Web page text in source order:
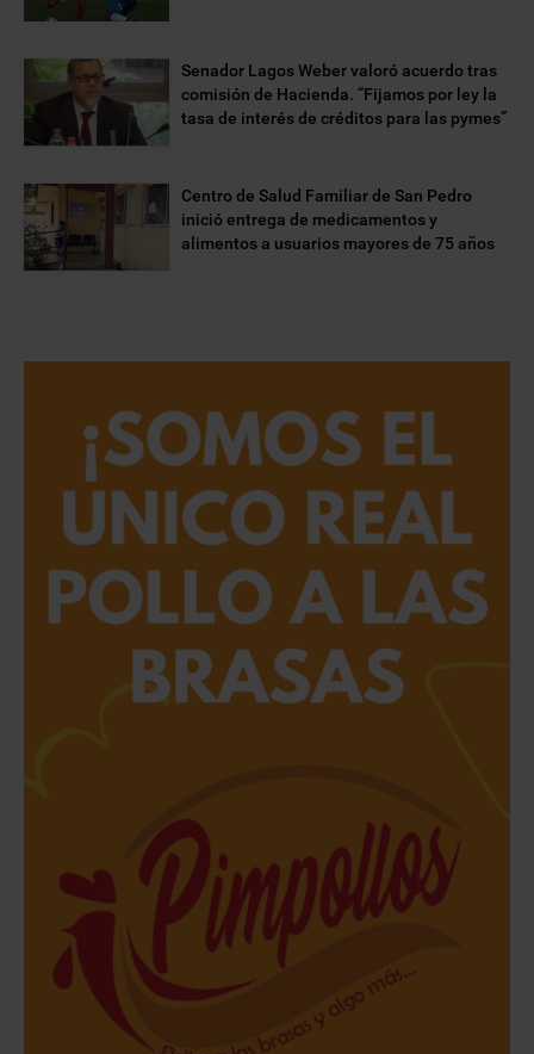
Senador Lagos Weber valoró acuerdo tras
comisión de Hacienda. “Fijamos por ley la
tasa de interés de créditos para las pymes”
Centro de Salud Familiar de San Pedro
inició entrega de medicamentos y
alimentos a usuarios mayores de 75 años